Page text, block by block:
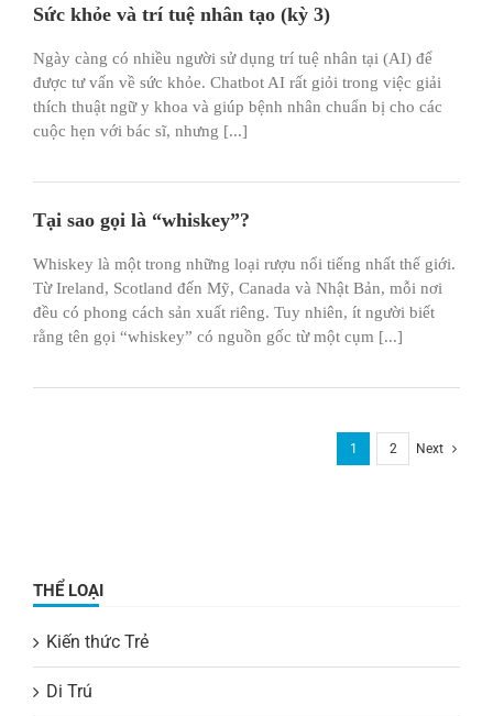
Sức khỏe và trí tuệ nhân tạo (kỳ 3)
Ngày càng có nhiều người sử dụng trí tuệ nhân tại (AI) để
được tư vấn về sức khỏe. Chatbot AI rất giỏi trong việc giải
thích thuật ngữ y khoa và giúp bệnh nhân chuẩn bị cho các
cuộc hẹn với bác sĩ, nhưng [...]
Tại sao gọi là “whiskey”?
Whiskey là một trong những loại rượu nổi tiếng nhất thế giới.
Từ Ireland, Scotland đến Mỹ, Canada và Nhật Bản, mỗi nơi
đều có phong cách sản xuất riêng. Tuy nhiên, ít người biết
rằng tên gọi “whiskey” có nguồn gốc từ một cụm [...]
1 2 Next
THỂ LOẠI
Kiến thức Trẻ
Di Trú